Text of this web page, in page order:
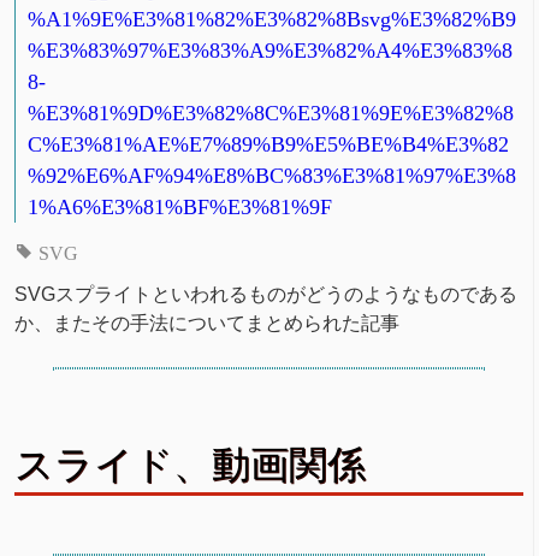
%A1%9E%E3%81%82%E3%82%8Bsvg%E3%82%B9
%E3%83%97%E3%83%A9%E3%82%A4%E3%83%8
8-
%E3%81%9D%E3%82%8C%E3%81%9E%E3%82%8
C%E3%81%AE%E7%89%B9%E5%BE%B4%E3%82
%92%E6%AF%94%E8%BC%83%E3%81%97%E3%8
1%A6%E3%81%BF%E3%81%9F
SVG
SVGスプライトといわれるものがどうのようなものである
か、またその手法についてまとめられた記事
スライド、動画関係